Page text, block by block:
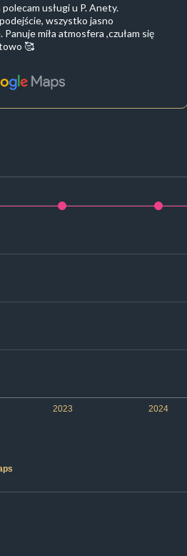
polecam usługi u P. Anety.
wszystko jasno
Panuje miła atmosfera ,czułam się
🥰
2023 2024